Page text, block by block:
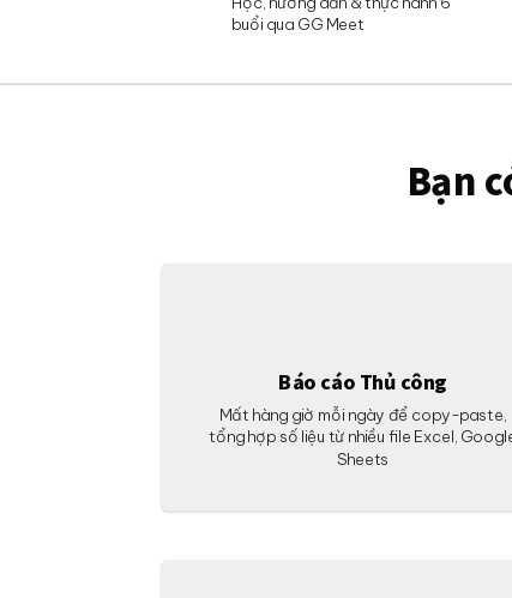
buổi qua GG Meet
Bạn
Báo cáo Thủ công
Mất hàng giờ mỗi ngày để copy-paste,
tổng hợp số liệu từ nhiều file Excel,
Sheets